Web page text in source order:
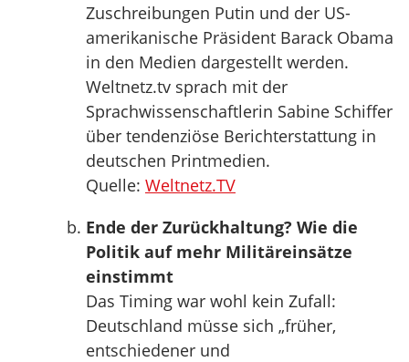
Zuschreibungen Putin und der US-
amerikanische Präsident Barack Obama
in den Medien dargestellt werden.
Weltnetz.tv sprach mit der
Sprachwissenschaftlerin Sabine Schiffer
über tendenziöse Berichterstattung in
deutschen Printmedien.
Quelle: Weltnetz.TV
Ende der Zurückhaltung? Wie die
Politik auf mehr Militäreinsätze
einstimmt
Das Timing war wohl kein Zufall:
Deutschland müsse sich „früher,
entschiedener und